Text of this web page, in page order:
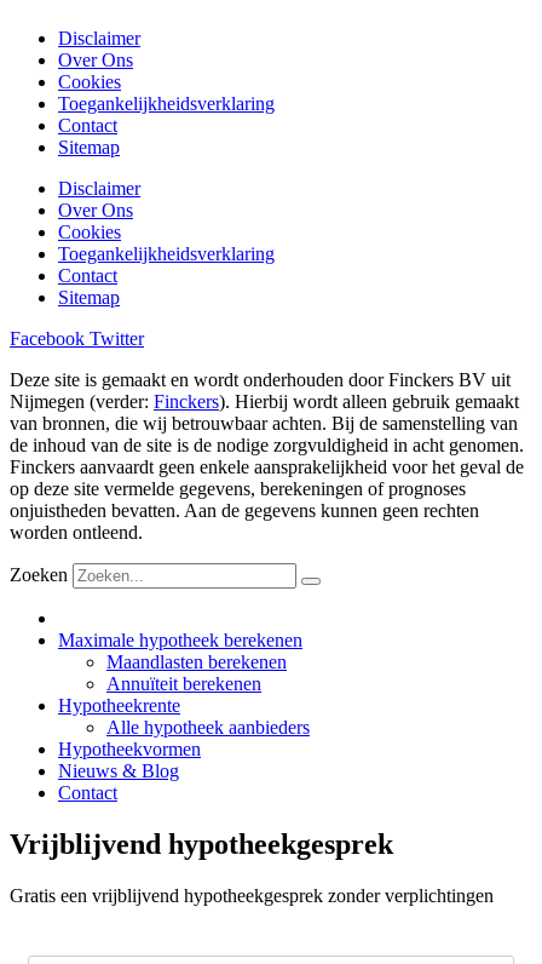
Disclaimer
Over Ons
Cookies
Toegankelijkheidsverklaring
Contact
Sitemap
Disclaimer
Over Ons
Cookies
Toegankelijkheidsverklaring
Contact
Sitemap
Facebook Twitter
Deze site is gemaakt en wordt onderhouden door Finckers BV uit
Nijmegen (verder: Finckers). Hierbij wordt alleen gebruik gemaakt
van bronnen, die wij betrouwbaar achten. Bij de samenstelling van
de inhoud van de site is de nodige zorgvuldigheid in acht genomen.
Finckers aanvaardt geen enkele aansprakelijkheid voor het geval de
op deze site vermelde gegevens, berekeningen of prognoses
onjuistheden bevatten. Aan de gegevens kunnen geen rechten
worden ontleend.
Zoeken
Maximale hypotheek berekenen
Maandlasten berekenen
Annuïteit berekenen
Hypotheekrente
Alle hypotheek aanbieders
Hypotheekvormen
Nieuws & Blog
Contact
Vrijblijvend hypotheekgesprek
Gratis een vrijblijvend hypotheekgesprek zonder verplichtingen